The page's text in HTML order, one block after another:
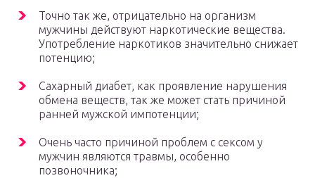
Точно так же, отрицательно на организм
мужчины действуют наркотические вещества.
Употребление наркотиков значительно снижает
потенцию;
Сахарный диабет, как проявление нарушения
обмена веществ, так же может стать причиной
ранней мужской импотенции;
Очень часто причиной проблем с сексом у
мужчин являются травмы, особенно
позвоночника;